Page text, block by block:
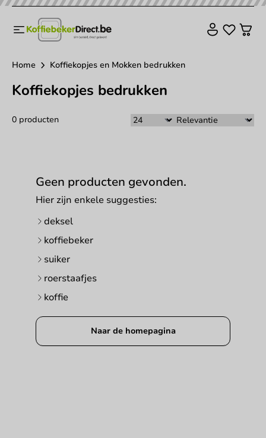
Home Koffiekopjes en Mokken bedrukken
Koffiekopjes bedrukken
0 producten
Geen producten gevonden.
Hier zijn enkele suggesties:
deksel
koffiebeker
suiker
roerstaafjes
koffie
Naar de homepagina